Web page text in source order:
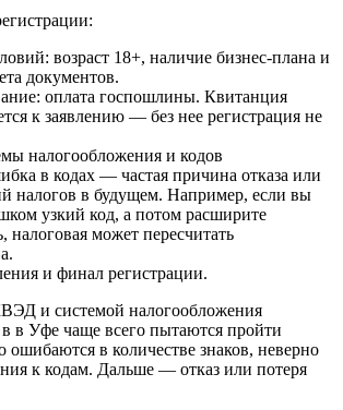
возраст 18+, наличие бизнес-плана и
документов.
оплата госпошлины. Квитанция
к заявлению — без нее регистрация не
налогообложения и кодов
в кодах — частая причина отказа или
налогов в будущем. Например, если вы
узкий код, а потом расширите
налоговая может пересчитать
и финал регистрации.
и системой налогообложения
в Уфе чаще всего пытаются пройти
ошибаются в количестве знаков, неверно
к кодам. Дальше — отказ или потеря